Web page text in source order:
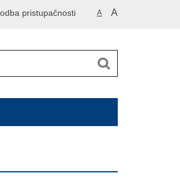
A A
pristupačnosti